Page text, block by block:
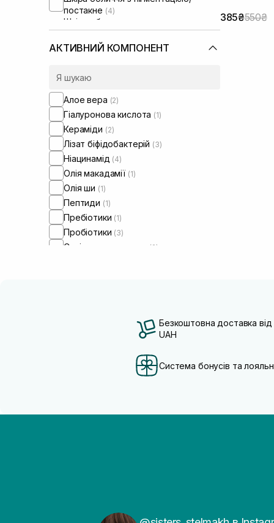
постакне (4)
Шкіра обличчя з розширеними
порами
Шкіра обличчя з порушеним
мікробіомом
АКТИВНИЙ КОМПОНЕНТ
Алое вера (2)
Гіалуронова кислота (1)
Кераміди (2)
Лізат біфідобактерій (3)
Ніацинамід (4)
Олія макадамії (1)
Олія ши (1)
Пептиди (1)
Пребіотики (1)
Пробіотики (3)
Саліцилова кислота (2)
385₴550₴
Безкоштовна доставка
UAH
Система бонусів та